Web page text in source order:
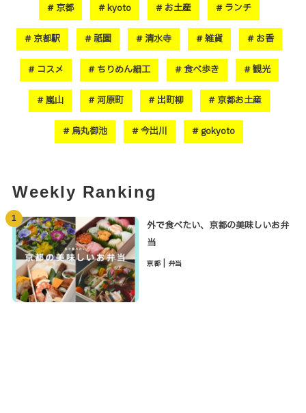
京都 kyoto お土産 ランチ
京都駅 祇園 清水寺 雑貨 お香
コスメ ちりめん細工 食べ歩き 観光
嵐山 河原町 出町柳 京都お土産
烏丸御池 今出川 gokyoto
Weekly Ranking
1
外で食べたい、京都の美味しいお弁
当
京都 | 弁当